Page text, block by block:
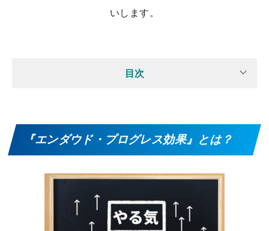
いします。
目次
『エンダウド・プログレス効果』とは？